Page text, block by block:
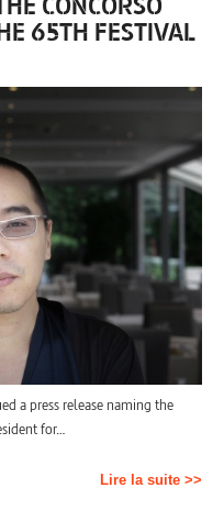
65TH FESTIVAL
a press release naming the
for…
Lire la suite >>